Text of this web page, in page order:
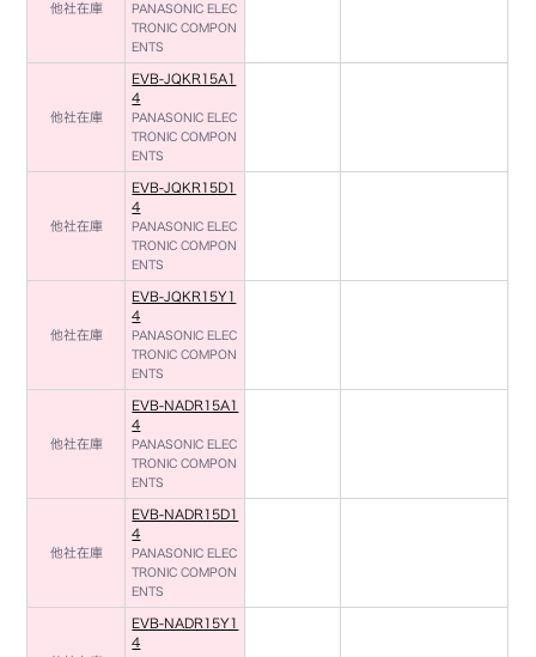
他社在庫
PANASONIC ELEC
TRONIC COMPON
ENTS
他社在庫
EVB-JQKR15A1
4
PANASONIC ELEC
TRONIC COMPON
ENTS
他社在庫
EVB-JQKR15D1
4
PANASONIC ELEC
TRONIC COMPON
ENTS
他社在庫
EVB-JQKR15Y1
4
PANASONIC ELEC
TRONIC COMPON
ENTS
他社在庫
EVB-NADR15A1
4
PANASONIC ELEC
TRONIC COMPON
ENTS
他社在庫
EVB-NADR15D1
4
PANASONIC ELEC
TRONIC COMPON
ENTS
EVB-NADR15Y1
4